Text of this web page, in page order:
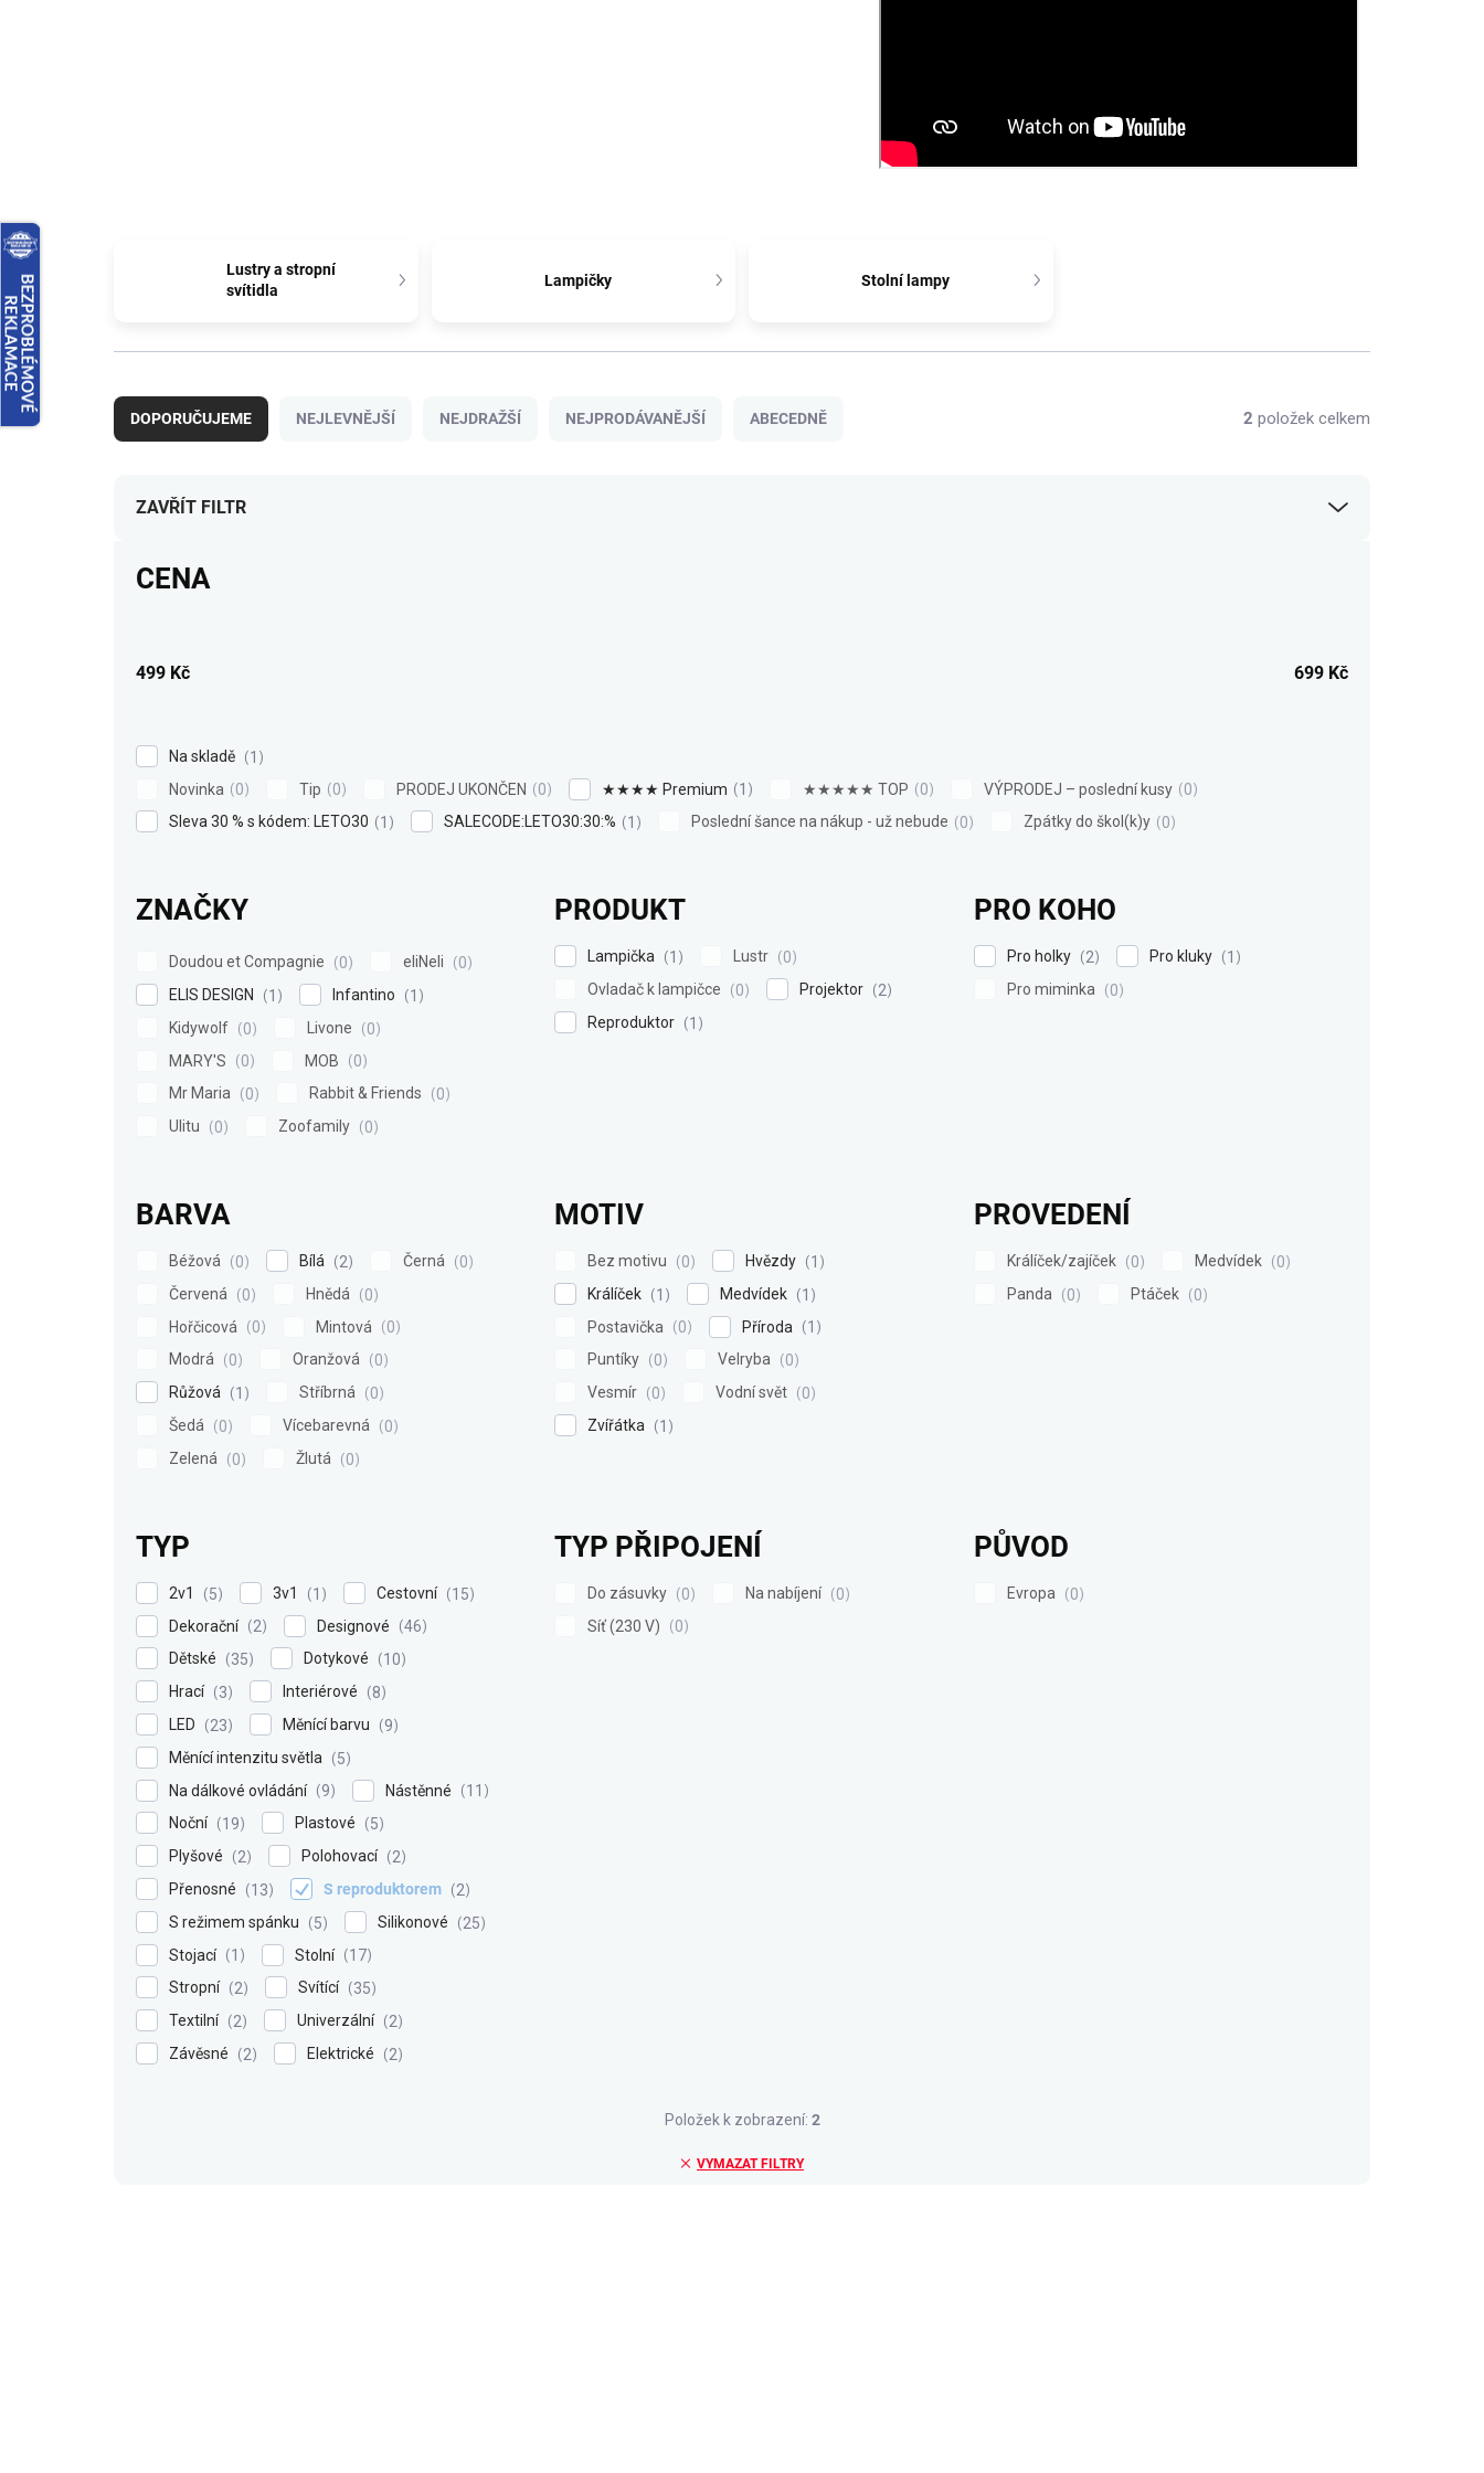
Lustry a stropní
svítidla
Lampičky Stolní lampy
a
z
DOPORUČUJEME NEJLEVNĚJŠÍ NEJDRAŽŠÍ NEJPRODÁVANĚJŠÍ ABECEDNĚ 2 položek celkem
ZAVŘÍT FILTR
CENA
499 Kč 699 Kč
Na skladě
1
Novinka
0 Tip 0 PRODEJ UKONČEN 0 ★★★★ Premium 1 ★★★★★ TOP 0 VÝPRODEJ – poslední kusy
0
Sleva 30 % s kódem: LETO30
1 SALECODE:LETO30:30:% 1 Poslední šance na nákup - už nebude 0 Zpátky do škol(k)y 0
ZNAČKY
Doudou et Compagnie 0 eliNeli
0
ELIS DESIGN
1 Infantino
1
Kidywolf
0 Livone
0
MARY'S
0 MOB
0
Mr Maria
0 Rabbit & Friends
0
Ulitu
0 Zoofamily 0
PRODUKT
Lampička 1 Lustr
0
Ovladač k lampičce
0 Projektor
2
Reproduktor
1
PRO KOHO
Pro holky 2 Pro kluky
1
Pro miminka
0
BARVA
Béžová 0 Bílá 2 Černá
0
Červená
0 Hnědá
0
Hořčicová
0 Mintová
0
Modrá
0 Oranžová
0
Růžová
1 Stříbrná
0
Šedá
0 Vícebarevná
0
Zelená
0 Žlutá 0
MOTIV
Bez motivu 0 Hvězdy
1
Králíček
1 Medvídek
1
Postavička
0 Příroda
1
Puntíky
0 Velryba
0
Vesmír
0 Vodní svět
0
Zvířátka
1
PROVEDENÍ
Králíček/zajíček 0 Medvídek
0
Panda
0 Ptáček 0
TYP
2v1 5 3v1 1 Cestovní
15
Dekorační
2 Designové
46
Dětské
35 Dotykové
10
Hrací
3 Interiérové
8
LED
23 Měnící barvu
9
Měnící intenzitu světla
5
Na dálkové ovládání
9 Nástěnné
11
Noční
19 Plastové
5
Plyšové
2 Polohovací
2
Přenosné
13 S reproduktorem
2
S režimem spánku
5 Silikonové
25
Stojací
1 Stolní
17
Stropní
2 Svítící
35
Textilní
2 Univerzální
2
Závěsné
2 Elektrické 2
TYP PŘIPOJENÍ
Do zásuvky 0 Na nabíjení
0
Síť (230 V)
0
PŮVOD
Evropa 0
VYMAZAT FILTRY
Položek k zobrazení: 2